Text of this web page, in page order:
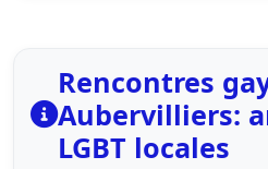
Rencontres
Aubervilliers:
LGBT locales